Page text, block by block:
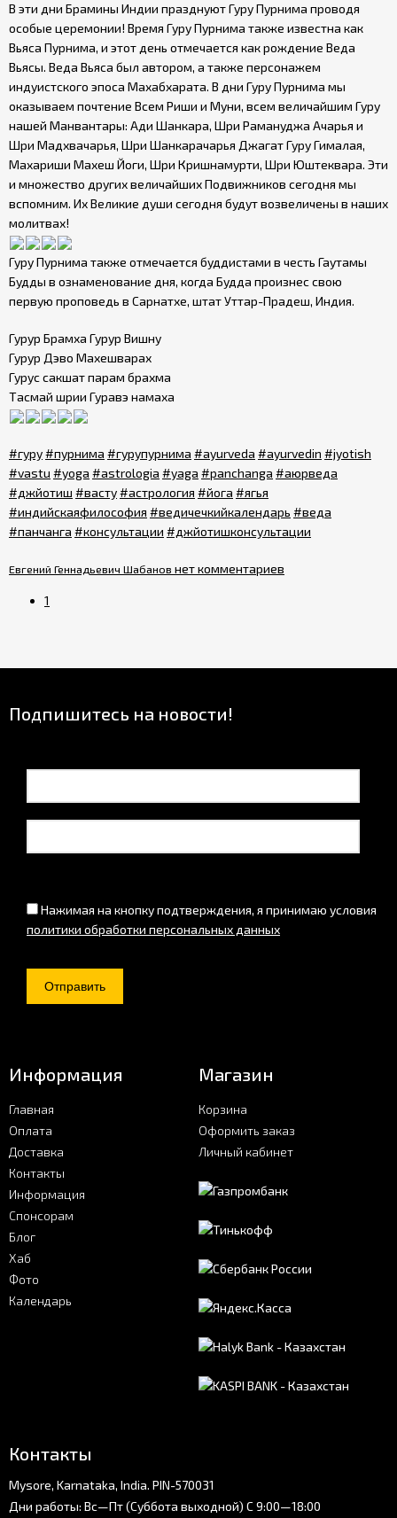
В эти дни Брамины Индии празднуют Гуру Пурнима проводя
особые церемонии! Время Гуру Пурнима также известна как
Вьяса Пурнима, и этот день отмечается как рождение Веда
Вьясы. Веда Вьяса был автором, а также персонажем
индуистского эпоса Махабхарата. В дни Гуру Пурнима мы
оказываем почтение Всем Риши и Муни, всем величайшим Гуру
нашей Манвантары: Ади Шанкара, Шри Рамануджа Ачарья и
Шри Мадхвачарья, Шри Шанкарачарья Джагат Гуру Гималая,
Махариши Махеш Йоги, Шри Кришнамурти, Шри Юштеквара. Эти
и множество других величайших Подвижников сегодня мы
вспомним. Их Великие души сегодня будут возвеличены в наших
молитвах!
Гуру Пурнима также отмечается буддистами в честь Гаутамы
Будды в ознаменование дня, когда Будда произнес свою
первую проповедь в Сарнатхе, штат Уттар-Прадеш, Индия.
Гурур Брамха Гурур Вишну
Гурур Дэво Махешварах
Гурус сакшат парам брахма
Тасмай шрии Гуравэ намаха
#гуру#пурнима #гурупурнима #ayurveda #ayurvedin #jyotish
#vastu #yoga #astrologia #yaga #panchanga #аюрведа
#джйотиш #васту#астрология #йога #ягья
#индийскаяфилософия #ведичечкийкалендарь #веда
#панчанга #консультации #джйотишконсультации
Евгений Геннадьевич Шабанов нет комментариев
1
Подпишитесь на новости!
Нажимая на кнопку подтверждения, я принимаю условия
политики обработки персональных данных
Информация
Главная
Оплата
Доставка
Контакты
Информация
Спонсорам
Блог
Хаб
Фото
Календарь
Магазин
Корзина
Оформить заказ
Личный кабинет
Контакты
Mysore, Karnataka, India. PIN-570031
Дни работы: Вс—Пт (Суббота выходной) С 9:00—18:00